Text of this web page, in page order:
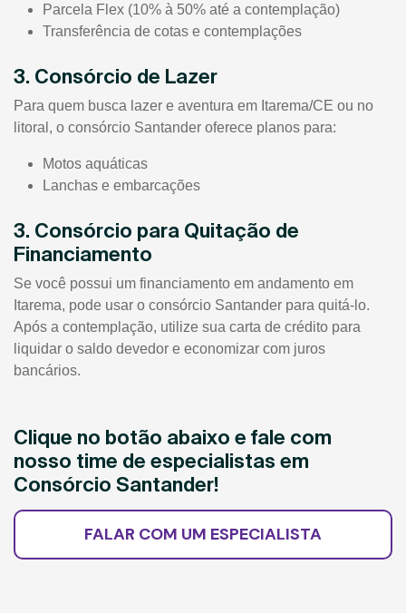
Parcela Flex (10% à 50% até a contemplação)
Transferência de cotas e contemplações
3. Consórcio de Lazer
Para quem busca lazer e aventura em Itarema/CE ou no
litoral, o consórcio Santander oferece planos para:
Motos aquáticas
Lanchas e embarcações
3. Consórcio para Quitação de
Financiamento
Se você possui um financiamento em andamento em
Itarema, pode usar o consórcio Santander para quitá-lo.
Após a contemplação, utilize sua carta de crédito para
liquidar o saldo devedor e economizar com juros
bancários.
Clique no botão abaixo e fale com
nosso time de especialistas em
Consórcio Santander!
FALAR COM UM ESPECIALISTA